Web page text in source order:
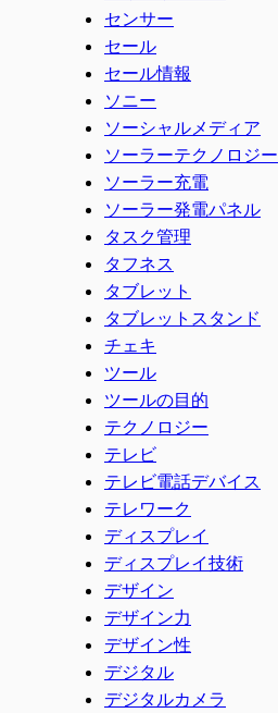
センサー
セール
セール情報
ソニー
ソーシャルメディア
ソーラーテクノロジー
ソーラー充電
ソーラー発電パネル
タスク管理
タフネス
タブレット
タブレットスタンド
チェキ
ツール
ツールの目的
テクノロジー
テレビ
テレビ電話デバイス
テレワーク
ディスプレイ
ディスプレイ技術
デザイン
デザイン力
デザイン性
デジタル
デジタルカメラ